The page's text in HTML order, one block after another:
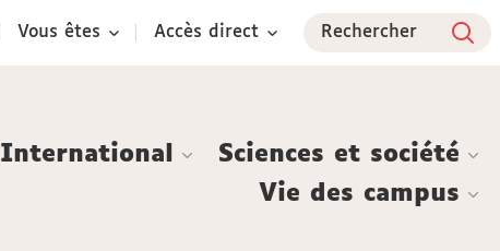
Vous êtes Accès direct Rechercher
International
Sciences et société
Vie des campus